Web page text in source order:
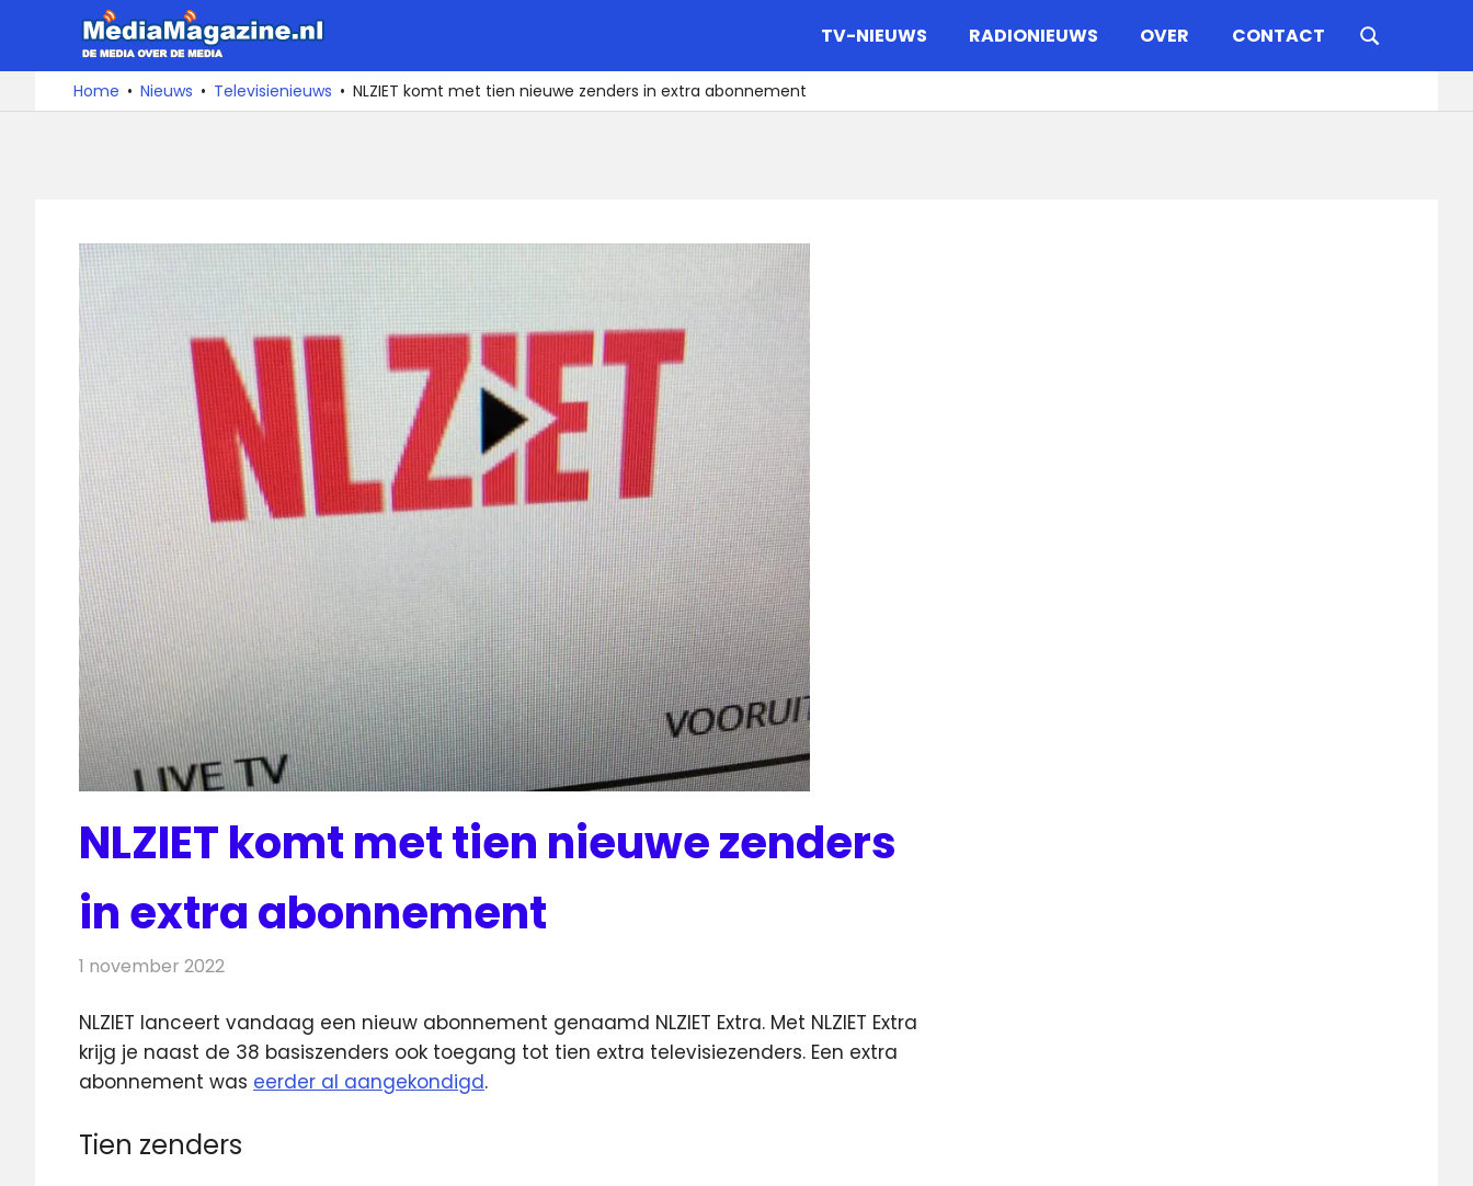
de
De
media
over
TV-NIEUWS RADIONIEUWS OVER CONTACT
Home Nieuws Televisienieuws NLZIET komt met tien nieuwe zenders in extra abonnement
NLZIET komt met tien nieuwe zenders
in extra abonnement
1 november 2022
NLZIET lanceert vandaag een nieuw abonnement genaamd NLZIET Extra. Met NLZIET Extra
krijg je naast de 38 basiszenders ook toegang tot tien extra televisiezenders. Een extra
abonnement was eerder al aangekondigd.
Tien zenders